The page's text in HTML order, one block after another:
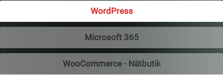
WordPress
Microsoft 365
WooCommerce - Nätbutik